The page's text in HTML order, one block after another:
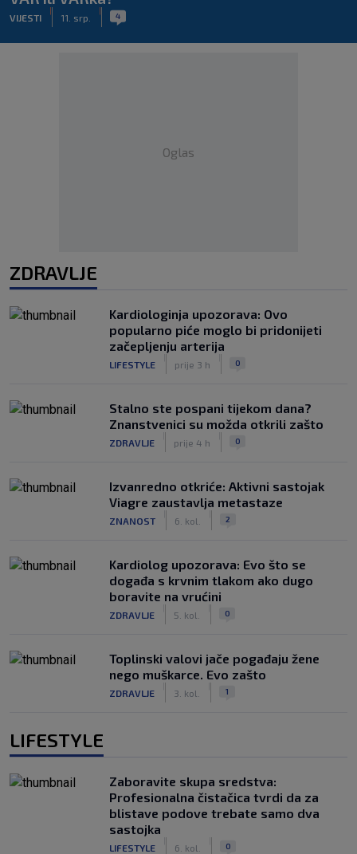
VIJESTI 11. srp. 4
Oglas
ZDRAVLJE
Kardiologinja upozorava: Ovo
popularno piće moglo bi pridonijeti
začepljenju arterija
LIFESTYLE prije 3 h 0
Stalno ste pospani tijekom dana?
Znanstvenici su možda otkrili zašto
ZDRAVLJE prije 4 h 0
Izvanredno otkriće: Aktivni sastojak
Viagre zaustavlja metastaze
ZNANOST 6. kol. 2
Kardiolog upozorava: Evo što se
događa s krvnim tlakom ako dugo
boravite na vrućini
ZDRAVLJE 5. kol. 0
Toplinski valovi jače pogađaju žene
nego muškarce. Evo zašto
ZDRAVLJE 3. kol. 1
LIFESTYLE
Zaboravite skupa sredstva:
Profesionalna čistačica tvrdi da za
blistave podove trebate samo dva
sastojka
LIFESTYLE 6. kol. 0